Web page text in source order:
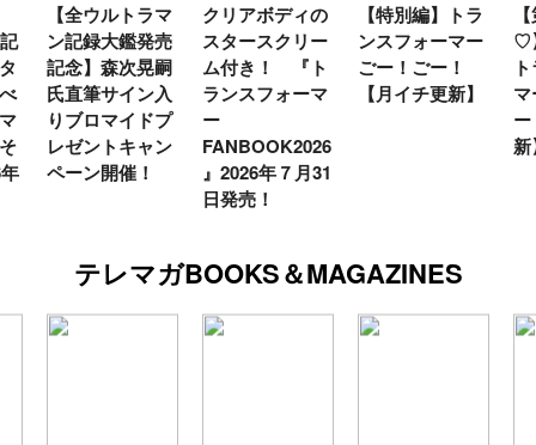
【全ウルトラマ
ン記録大鑑発売
記念】森次晃嗣
氏直筆サイン入
りブロマイドプ
レゼントキャン
ペーン開催！
クリアボディの
スタースクリー
ム付き！ 『ト
ランスフォーマ
ー
FANBOOK2026
』2026年７月31
日発売！
【特別編】トラ
ンスフォーマー
ごー！ごー！
【月イチ更新】
♡
新
テレマガBOOKS＆MAGAZINES